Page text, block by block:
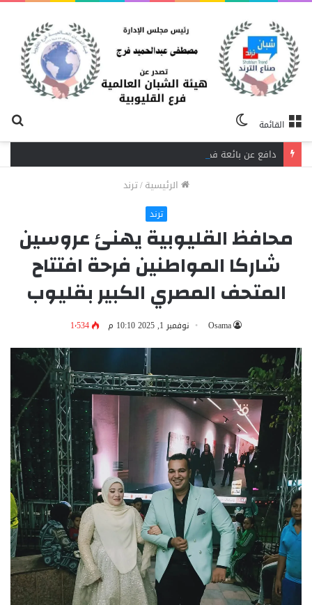
القائمة
المظلم
الرئيسية/ترند
ترند
محافظ القليوبية يهنئ عروسين
شاركا المواطنين فرحة افتتاح
المتحف المصري الكبير بقليوب
Osama نوفمبر 1, 2025 10:10 م 1٬534